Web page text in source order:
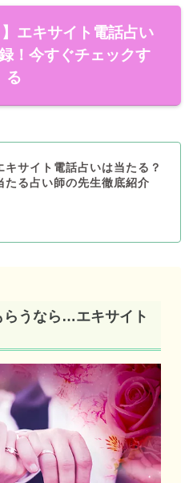
】エキサイト電話占い
！今すぐチェックす
る
キサイト電話占いは当たる？
たる占い師の先生徹底紹介
らうなら…エキサイト